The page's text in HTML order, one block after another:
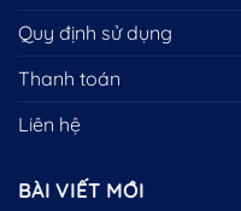
Quy định sử dụng
Thanh toán
Liên hệ
BÀI VIẾT MỚI